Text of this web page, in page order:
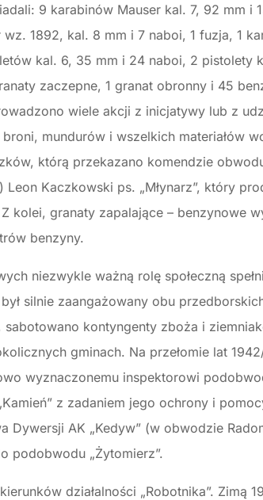
9 karabinów Mauser kal. 7, 92 mm i
1892, kal. 8 mm i 7 naboi, 1 fuzja, 1
kal. 6, 35 mm i 24 naboi, 2 pistolety
zaczepne, 1 granat obronny i 45
wiele akcji z inicjatywy lub z
mundurów i wszelkich materiałów
którą przekazano komendzie
Kaczkowski ps. „Młynarz”, który
granaty zapalające – benzynowe
benzyny.
niezwykle ważną rolę społeczną
silnie zaangażowany obu
kontyngenty zboża i
gminach. Na przełomie lat
wyznaczonemu inspektorowi
z zadaniem jego ochrony i
Dywersji AK „Kedyw” (w obwodzie
podobwodu „Żytomierz”.
działalności „Robotnika”. Zimą